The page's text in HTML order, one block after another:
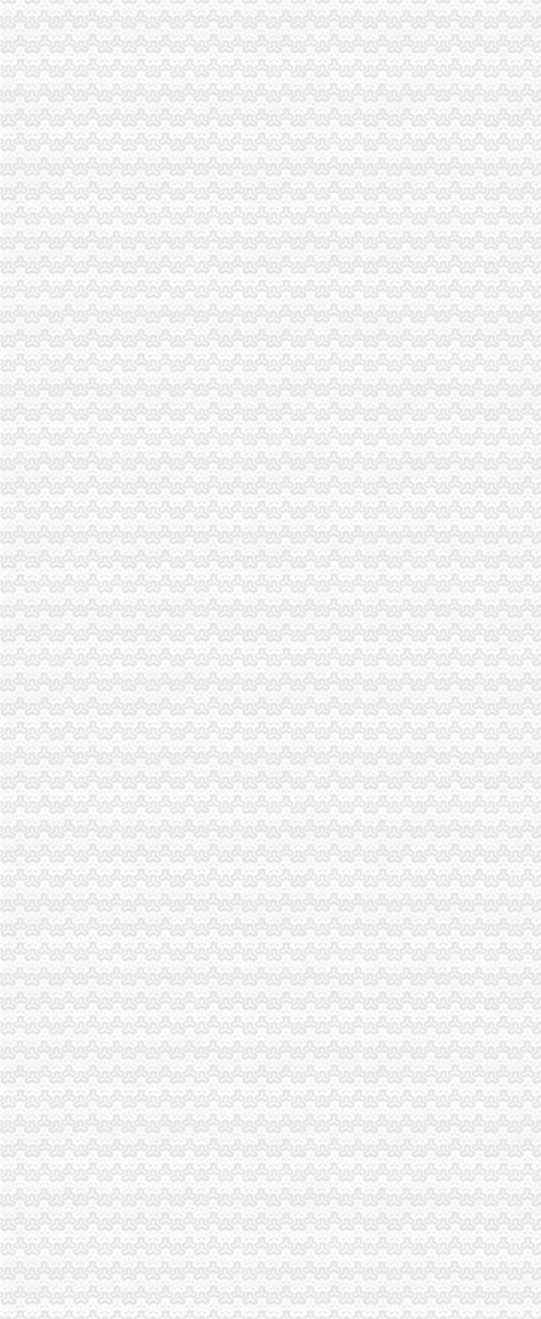
重庆沙坪坝门户网
【遵义红花岗二手运动转让_交易市场】-遵义赶集网
重庆店列表-重庆房大全-重庆24小时店名单
《重庆与世界》市场发行网络名单-《重庆与世界》2005年第04期-吾喜
重庆小面那家好,重庆小面50都有那家-阿里巴巴行业问答
九龙坡周边海关
【德二手摩托车转让/交易市场】-德赶集网
重庆珞璜千万吨级长江枢纽港动工串起一带一路_中国江苏网
上海：崇明岛定位为“生态岛”
武隆2日1晚跟团游·天坑+地缝+芙蓉洞经济住宿-【携程旅游】
重庆港：有望成为未来西南物流集中心_hc360慧聪网工程机械行业频
二郎海关
柳市到潍坊直达汽车柳市客运
权威发布|助推自贸区建设,重庆主城各区大招频出_新闻中心_中国网
上半年重庆经济社会发展亮点频显——人民网·重庆视窗—重庆权威新
小松挖机橡胶履带批发市场_小松挖机橡胶履带买卖价格_勤加缘网
广东餐饮美食-广东深圳二郎田（沙头角店）-二郎田（沙头角店）
陈家坪海关
看清楚了主城149个公交车站改名-搜狐滚动
2013年中国重庆渝洽会-国际汽车摩托车及零部件展览会-展会网-中国设
是重庆口腔黏膜总院吗？在重庆听说有个看口泰国代孕成功率@100%
直径_标签_网易财经
陈家坪汽车站到南坪中学怎么坐车？_大专_院校排名
白市驿海关
无标题
重庆悠久的历史-论坛里面都来学习一下哈。-重庆社区
重庆,璧山县快递电话、网点地址及派送范围-易查138
谁知道重庆田花卉市场在哪里？_庭院/花园装修|一起网装修
重庆个冷链物流保税仓通过海关验收-直击招商_贵州招商网
巴国城海关
重庆38个区（县）经济实力排行榜出炉,快来看看你家乡排第几！_重
金科太海岸联排别墅总价250万-导购-重庆乐居网
重庆38个区县新GDP排行榜出炉,永川排名竟然是_实况
重庆恒冠塑胶有限公司|新招聘信息—中国专业人才网
重庆龙头寺火车北站[汽车站]_龙头寺火车北站[汽车站]公交_经过龙头寺
高新区海关
部门预决算-西安高新技术产业开发区门户网站
天津高新区：宣讲海关企业信用管理政策_信用工作_BCP中国商务信
高新区纳税人学校海关完税凭证“先比对后扣”专题辅导会满意度
中华人民共和国海关对国家高新技术产业开发区进出口货物的管理办法
《西安海关高新区职工宿舍维修项目》竞价谈判公告_中国招标网_陕西
九龙坡区海关流程
海南专线重庆到东方物流公司货运专线_物流专线供货价_物流专线厂家
天天向上物流实战团的微博_微博
重庆旅游推荐“重庆市内印象一日游”{电话预约-上车付款}
汽车继承过户流程是什么,需要什么手续？--在线法律咨询|律师365(
重庆市司法局关于2016年国家司法公告-司法-吧
重庆海关
重庆海关查获上亿元跨中越边境冻品大案
2012国家公务员面试公告：重庆海关_华图网校
重庆海关：推进渝新欧国际邮包运输方便市民海淘-房产新闻-重庆搜狐
2016国考重庆海关拟录公示-公务员复习辅导-文都网校